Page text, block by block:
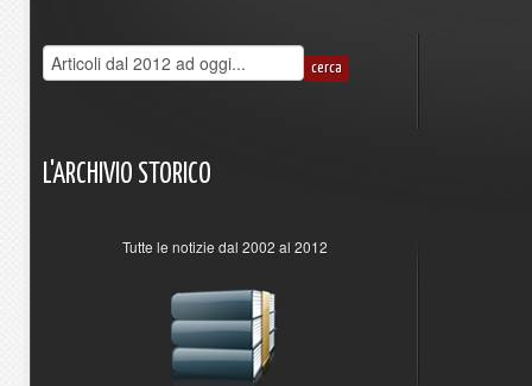
L'ARCHIVIO STORICO
Tutte le notizie dal 2002 al 2012